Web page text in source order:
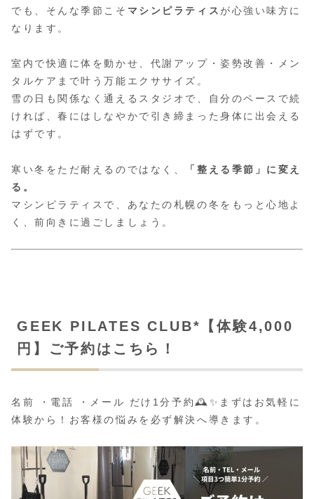
でも、そんな季節こそ マシンピラティス が心強い味方に
なります。
室内で快適に体を動かせ、代謝アップ・姿勢改善・メン
タルケアまで叶う万能エクササイズ。
雪の日も関係なく通えるスタジオで、自分のペースで続
ければ、春にはしなやかで引き締まった身体に出会える
はずです。
寒い冬をただ耐えるのではなく、
「整える季節」に変え
る。
マシンピラティスで、あなたの札幌の冬をもっと心地よ
く、前向きに過ごしましょう。
GEEK PILATES CLUB*【体験4,000
円】ご予約はこちら！
名前 ・電話 ・メール だけ1分予約🕰️✨まずはお気軽に
体験から！お客様の悩みを必ず解決へ導きます。